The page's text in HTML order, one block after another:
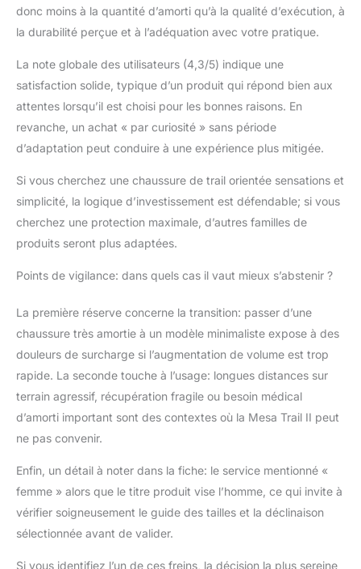
donc moins à la quantité d’amorti qu’à la qualité d’exécution, à
la durabilité perçue et à l’adéquation avec votre pratique.
La note globale des utilisateurs (4,3/5) indique une
satisfaction solide, typique d’un produit qui répond bien aux
attentes lorsqu’il est choisi pour les bonnes raisons. En
revanche, un achat « par curiosité » sans période
d’adaptation peut conduire à une expérience plus mitigée.
Si vous cherchez une chaussure de trail orientée sensations et
simplicité, la logique d’investissement est défendable; si vous
cherchez une protection maximale, d’autres familles de
produits seront plus adaptées.
Points de vigilance: dans quels cas il vaut mieux s’abstenir ?
La première réserve concerne la transition: passer d’une
chaussure très amortie à un modèle minimaliste expose à des
douleurs de surcharge si l’augmentation de volume est trop
rapide. La seconde touche à l’usage: longues distances sur
terrain agressif, récupération fragile ou besoin médical
d’amorti important sont des contextes où la Mesa Trail II peut
ne pas convenir.
Enfin, un détail à noter dans la fiche: le service mentionné «
femme » alors que le titre produit vise l’homme, ce qui invite à
vérifier soigneusement le guide des tailles et la déclinaison
sélectionnée avant de valider.
Si vous identifiez l’un de ces freins, la décision la plus sereine